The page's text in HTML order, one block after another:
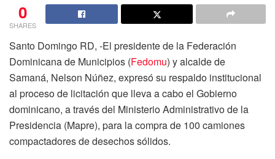
0
SHARES
Santo Domingo RD, -El presidente de la Federación
Dominicana de Municipios (Fedomu) y alcalde de
Samaná, Nelson Núñez, expresó su respaldo institucional
al proceso de licitación que lleva a cabo el Gobierno
dominicano, a través del Ministerio Administrativo de la
Presidencia (Mapre), para la compra de 100 camiones
compactadores de desechos sólidos.